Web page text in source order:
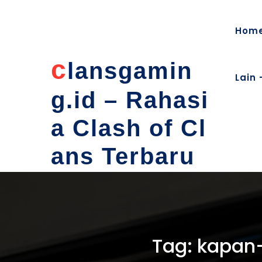
clansgamin
g.id – Rahasi
a Clash of Cl
ans Terbaru
Lain
Tag: